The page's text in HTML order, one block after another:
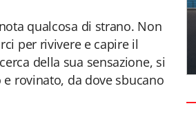
qualcosa di strano. Non
per rivivere e capire il
della sua sensazione, si
rovinato, da dove sbucano